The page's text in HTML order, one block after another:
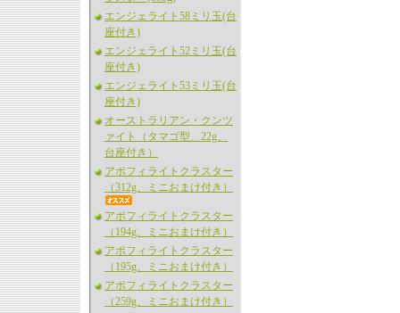
エンジェライト58ミリ玉(台
座付き)
エンジェライト52ミリ玉(台
座付き)
エンジェライト53ミリ玉(台
座付き)
オーストラリアン・クンツ
ァイト（タマゴ型、22g、
台座付き）
アポフィライトクラスター
（312g、ミニおまけ付き）
アポフィライトクラスター
（194g、ミニおまけ付き）
アポフィライトクラスター
（195g、ミニおまけ付き）
アポフィライトクラスター
（259g、ミニおまけ付き）